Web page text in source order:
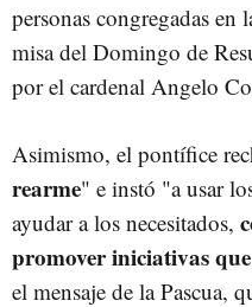
personas congregadas en
misa del Domingo de
por el cardenal Angelo
Asimismo, el pontífice
rearme" e instó "a usar
ayudar a los necesitados,
promover iniciativas
el mensaje de la Pascua,